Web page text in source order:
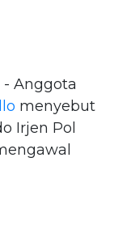
- Anggota
menyebut
Irjen Pol